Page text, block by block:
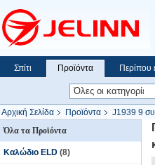
Σπίτι Προϊόντα Περίπου
Αρχική Σελίδα Προϊόντα J1939 9
με 9 καρφίτσες
Όλα τα Προϊόντα
Καλώδιο ELD (8)